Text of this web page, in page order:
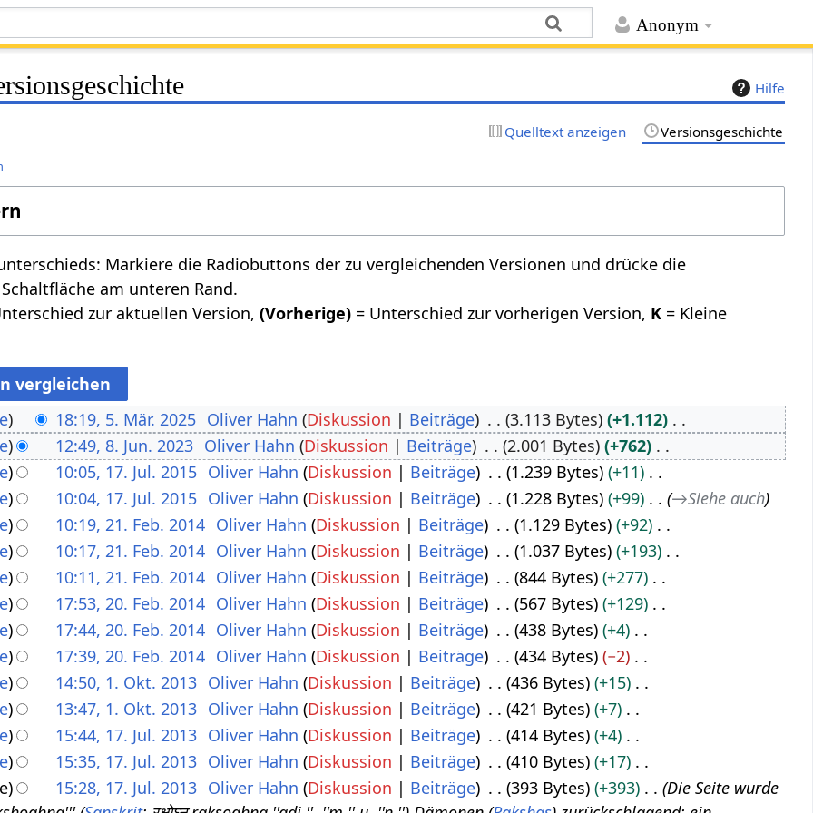
Anonym
Hilfe
Quelltext anzeigen Versionsgeschichte
Markiere die Radiobuttons der zu vergleichenden Versionen und drücke die
am unteren Rand.
zur aktuellen Version,(Vorherige) = Unterschied zur vorherigen Version, K = Kleine
18:19, 5. Mär. 2025 Oliver Hahn Diskussion Beiträge 3.113 Bytes
+1.112
12:49, 8. Jun. 2023 Oliver Hahn Diskussion Beiträge 2.001 Bytes
+762
10:05, 17. Jul. 2015 Oliver Hahn Diskussion Beiträge 1.239 Bytes
+11
10:04, 17. Jul. 2015 Oliver Hahn Diskussion Beiträge 1.228 Bytes +99 →Siehe auch
10:19, 21. Feb. 2014 Oliver Hahn Diskussion Beiträge 1.129 Bytes
+92
10:17, 21. Feb. 2014 Oliver Hahn Diskussion Beiträge 1.037 Bytes
+193
10:11, 21. Feb. 2014 Oliver Hahn Diskussion Beiträge 844 Bytes
+277
17:53, 20. Feb. 2014 Oliver Hahn Diskussion Beiträge 567 Bytes
+129
17:44, 20. Feb. 2014 Oliver Hahn Diskussion Beiträge 438 Bytes
+4
17:39, 20. Feb. 2014 Oliver Hahn Diskussion Beiträge 434 Bytes
−2
14:50, 1. Okt. 2013 Oliver Hahn Diskussion Beiträge 436 Bytes
+15
13:47, 1. Okt. 2013 Oliver Hahn Diskussion Beiträge 421 Bytes
+7
15:44, 17. Jul. 2013 Oliver Hahn Diskussion Beiträge 414 Bytes
+4
15:35, 17. Jul. 2013 Oliver Hahn Diskussion Beiträge 410 Bytes
+17
15:28, 17. Jul. 2013 Oliver Hahn Diskussion Beiträge 393 Bytes +393
Die Seite wurde